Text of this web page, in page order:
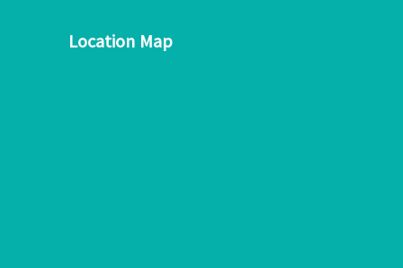
Location Map